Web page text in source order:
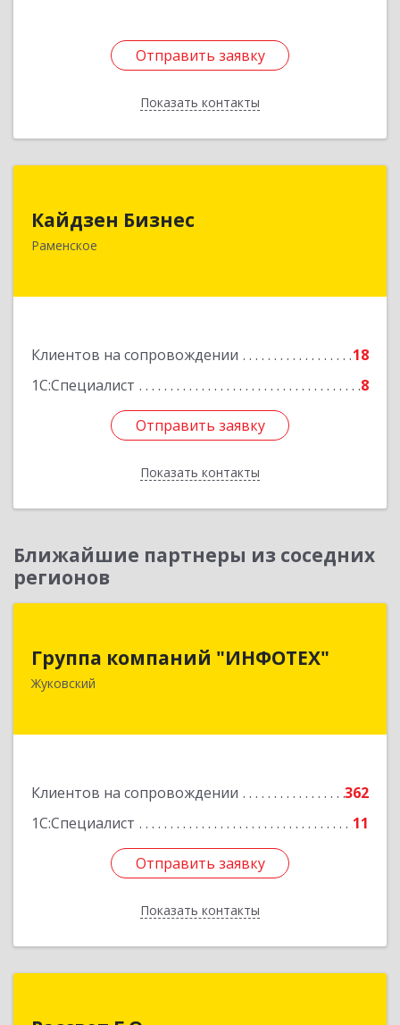
Отправить заявку
Показать контакты
Отправить заявку
Назад
Кайдзен Бизнес
Раменское
Клиентов на сопровождении
18
1С:Специалист
8
Отправить заявку
Показать контакты
Гжельского Кирпичного Завода п, дом № 11,
Отправить заявку
Назад
Ближайшие партнеры из соседних
регионов
Группа компаний "ИНФОТЕХ"
Жуковский
Клиентов на сопровождении
362
1С:Специалист
11
Отправить заявку
Показать контакты
140180, Московская обл, Жуковский г, Чкалова
Подробнее
Отправить заявку
Назад